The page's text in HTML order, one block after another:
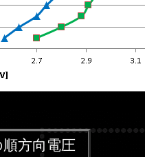
方向電圧